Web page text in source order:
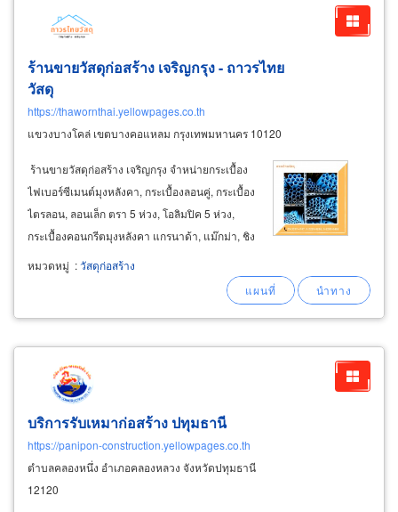
ร้านขายวัสดุก่อสร้าง เจริญกรุง - ถาวรไทย
วัสดุ
https://thawornthai.yellowpages.co.th
แขวงบางโคล่ เขตบางคอแหลม กรุงเทพมหานคร 10120
ร้านขายวัสดุก่อสร้าง เจริญกรุง จำหน่ายกระเบื้อง
ไฟเบอร์ซีเมนต์มุงหลังคา, กระเบื้องลอนคู่, กระเบื้อง
ไตรลอน, ลอนเล็ก ตรา 5 ห่วง, โอลิมปิค 5 ห่วง,
กระเบื้องคอนกรีตมุงหลังคา แกรนาด้า, แม๊กม่า, ชิง
เกิ้ลพร้อมชุดครอบหลังคา จำหน่ายขายไม้เฌอร่า
ไม้รั้ว, ไม้ระแนง, ไม้พื้น, ไม้ฝาเฌอร่า, ไม้ฝ้าเพดาน
หมวดหมู่ :วัสดุก่อสร้าง
บริการรับเหมาก่อสร้าง ปทุมธานี
https://panipon-construction.yellowpages.co.th
ตำบลคลองหนึ่ง อำเภอคลองหลวง จังหวัดปทุมธานี
12120